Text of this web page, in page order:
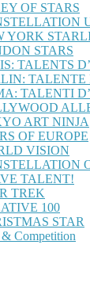
OF STARS
YORK
STARS
TALENTS
TALENTE
TALENTI
ART NINJA
OF EUROPE
VISION
TALENT!
TREK
100
STAR
& Competition